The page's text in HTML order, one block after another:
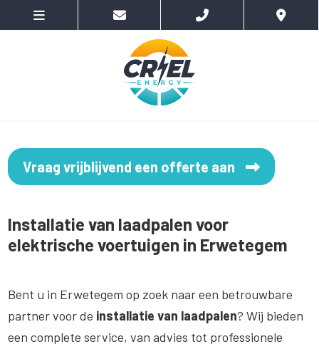
Vraag vrijblijvend een offerte aan
Installatie van laadpalen voor
elektrische voertuigen in Erwetegem
Bent u in Erwetegem op zoek naar een betrouwbare
partner voor de installatie van laadpalen? Wij bieden
een complete service, van advies tot professionele